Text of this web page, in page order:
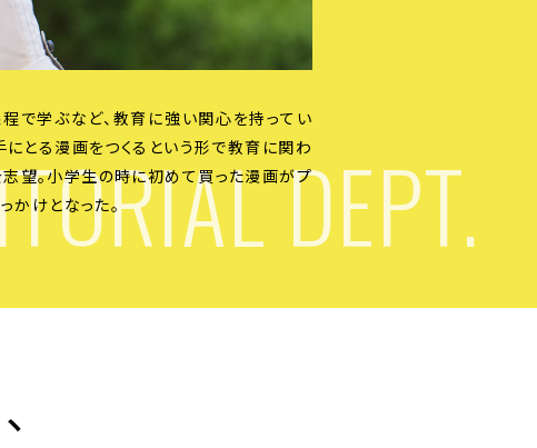
学ぶなど、教育に強い関心を持ってい
にとる漫画をつくるという形で教育に関わ
望。小学生の時に初めて買った漫画がプ
かけとなった。
DEPT.